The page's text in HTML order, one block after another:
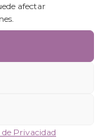
afectar
Privacidad